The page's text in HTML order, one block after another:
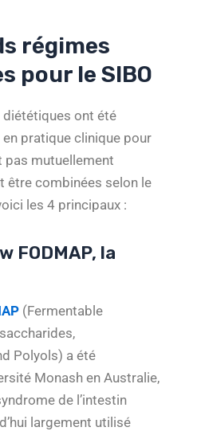
régimes
pour le SIBO
ont été
pratique clinique pour
pas mutuellement
être combinées selon le
les 4 principaux :
FODMAP, la
(Fermentable
Polyols) a été
Monash en Australie,
de l’intestin
largement utilisé